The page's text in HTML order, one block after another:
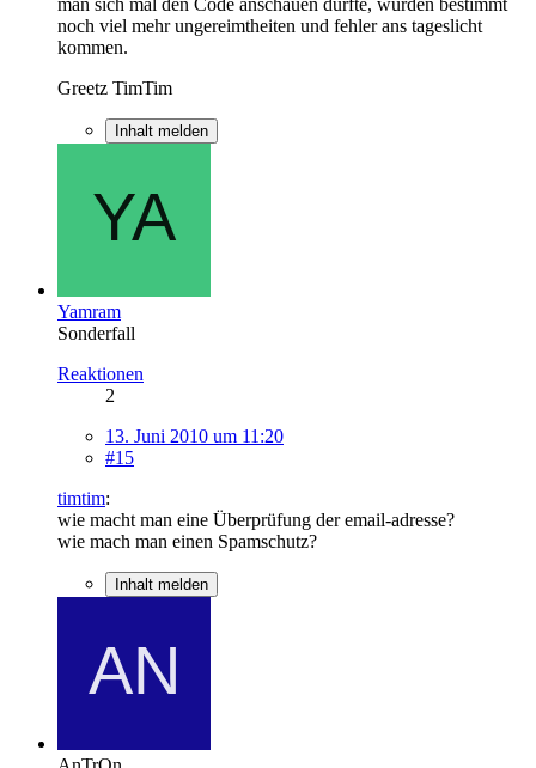
noch viel mehr ungereimtheiten und fehler ans tageslicht
kommen.
Greetz TimTim
Inhalt melden
Yamram
Sonderfall
Reaktionen
2
13. Juni 2010 um 11:20
#15
timtim:
wie macht man eine Überprüfung der email-adresse?
wie mach man einen Spamschutz?
Inhalt melden